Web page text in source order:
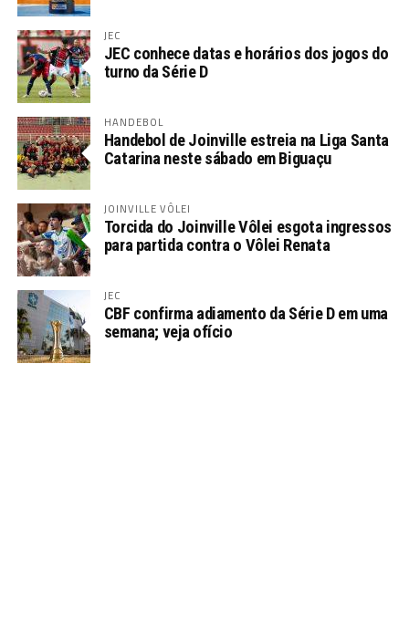
JEC
JEC conhece datas e horários dos jogos do
turno da Série D
HANDEBOL
Handebol de Joinville estreia na Liga Santa
Catarina neste sábado em Biguaçu
JOINVILLE VÔLEI
Torcida do Joinville Vôlei esgota ingressos
para partida contra o Vôlei Renata
JEC
CBF confirma adiamento da Série D em uma
semana; veja ofício